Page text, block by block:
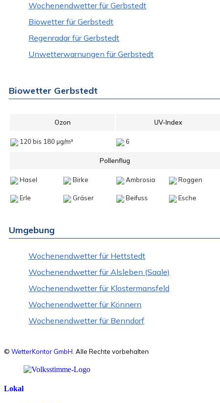
Wochenendwetter für Gerbstedt
Biowetter für Gerbstedt
Regenradar für Gerbstedt
Unwetterwarnungen für Gerbstedt
Biowetter Gerbstedt
Ozon UV-Index
120 bis 180 µg/m³ 6
Pollenflug
Hasel Birke Ambrosia Roggen
Erle Gräser Beifuss Esche
Umgebung
Wochenendwetter für Hettstedt
Wochenendwetter für Alsleben (Saale)
Wochenendwetter für Klostermansfeld
Wochenendwetter für Könnern
Wochenendwetter für Benndorf
© WetterKontor GmbH . Alle Rechte vorbehalten
Lokal